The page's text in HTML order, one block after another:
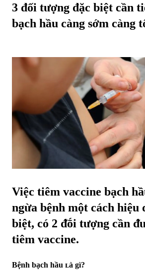
3 đối tượng đặc biệt cần
bạch hầu càng sớm càng
Việc tiêm vaccine bạch
ngừa bệnh một cách hiệu
biệt, có 2 ᵭṓi tượng cần
tiêm vaccine.
Bệnh bạch hầu ʟà gì?